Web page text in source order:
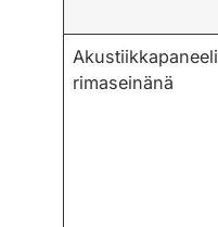
Akustiikkapaneeli
rimaseinänä